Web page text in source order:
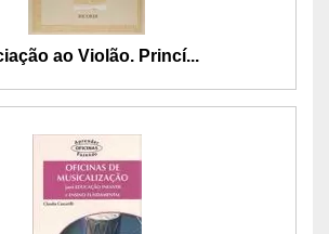
ao Violão. Princí...